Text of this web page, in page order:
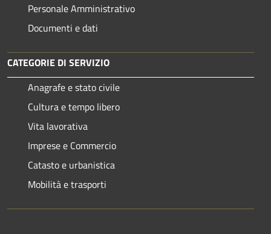
Personale Amministrativo
Documenti e dati
CATEGORIE DI SERVIZIO
Anagrafe e stato civile
Cultura e tempo libero
Vita lavorativa
Imprese e Commercio
Catasto e urbanistica
Mobilità e trasporti